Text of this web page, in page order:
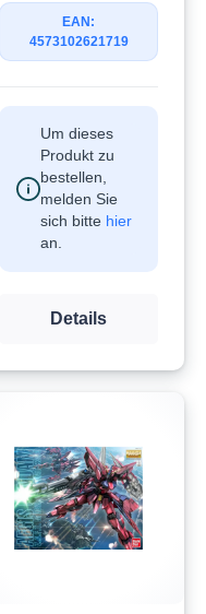
EAN:
4573102621719
Um dieses
Produkt zu
bestellen,
melden Sie
sich bitte hier
an.
Details